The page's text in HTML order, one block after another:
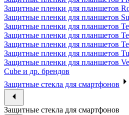
Защитные пленки для планшетов
Защитные пленки для планшетов
Защитные пленки для планшетов
Защитные пленки для планшетов
Защитные пленки для планшетов
Защитные пленки для планшетов
Защитные пленки для планшетов
Cube и др. брендов
Защитные стекла для смартфонов
Защитные стекла для смартфонов